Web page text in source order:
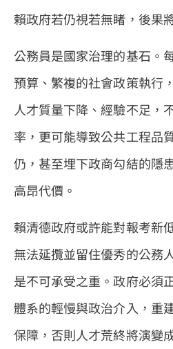
賴政府若仍視若無睹，後果
公務員是國家治理的基石。
預算、繁複的社會政策執行
人才質量下降、經驗不足，
率，更可能導致公共工程品
仍，甚至埋下政商勾結的隱
高昂代價。
賴清德政府或許能對報考新
無法延攬並留住優秀的公務
是不可承受之重。政府必須
體系的輕慢與政治介入，重
保障，否則人才荒終將演變